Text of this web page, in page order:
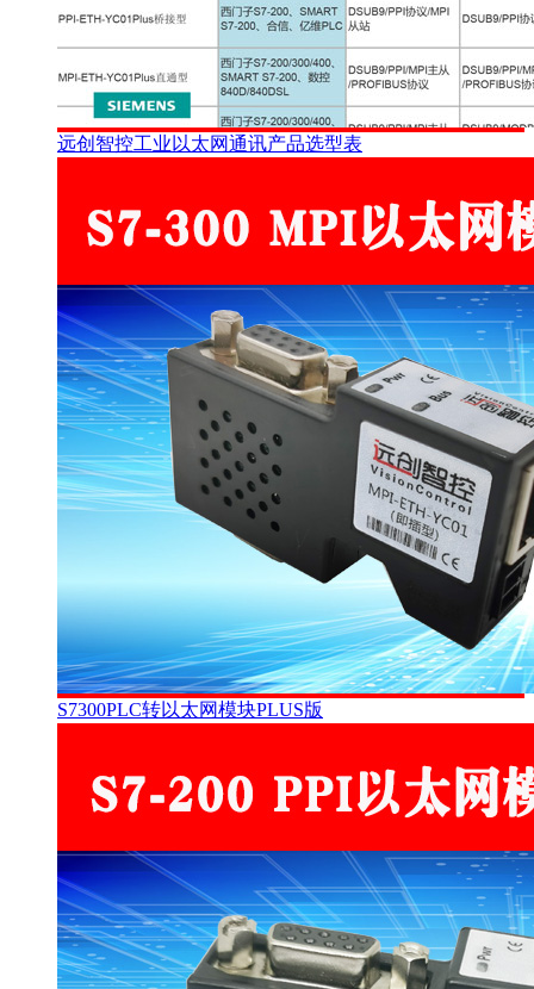
远创智控工业以太网通讯产品选型表
S7300PLC转以太网模块PLUS版